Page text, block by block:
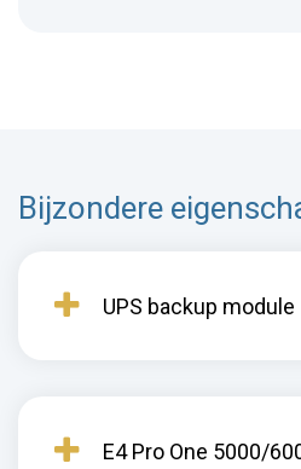
Bijzondere
UPS backup module
E4 Pro One 5000/